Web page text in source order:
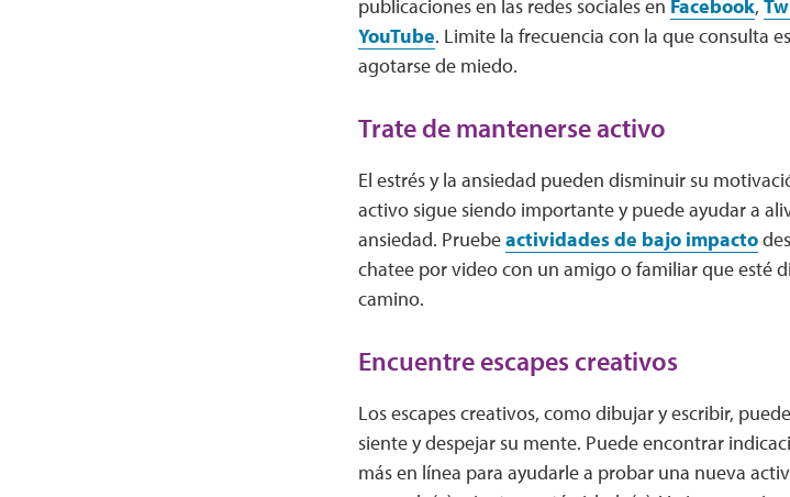
publicaciones en las redes sociales en Facebook,
YouTube. Limite la frecuencia con la que consulta
agotarse de miedo.
Trate de mantenerse activo
El estrés y la ansiedad pueden disminuir su
activo sigue siendo importante y puede ayudar a
ansiedad. Pruebeactividades de bajo impacto
chatee por video con un amigo o familiar que esté
camino.
Encuentre escapes creativos
Los escapes creativos, como dibujar y escribir,
siente y despejar su mente. Puede encontrar
más en línea para ayudarle a probar una nueva